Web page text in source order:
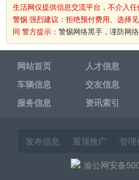
生活网仅提供信息交流平台，不介入
警惕 强烈建议：拒绝预付费用、选择
同 警方提示： 警惕网络黑手，谨防网络
网站首页 人才信息
车辆信息
交友信息
服务信息
资讯索引
发布信息 置顶推广 管理
渝公网安备